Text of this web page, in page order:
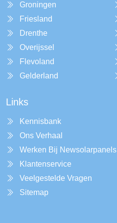
Groningen
Friesland
Drenthe
Overijssel
Flevoland
Gelderland
Links
Kennisbank
Ons Verhaal
Werken Bij Newsolarpanels
Klantenservice
Veelgestelde Vragen
Sitemap